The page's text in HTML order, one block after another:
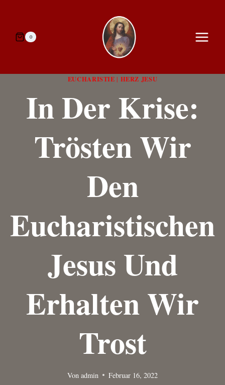
springen0
EUCHARISTIE | HERZ JESU
In Der Krise:
Trösten Wir
Den
Eucharistischen
Jesus Und
Erhalten Wir
Trost
Von admin Februar 16, 2022